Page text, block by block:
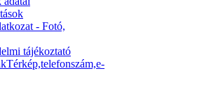
- Fotó,
tájékoztató
Térkép,telefonszám,e-